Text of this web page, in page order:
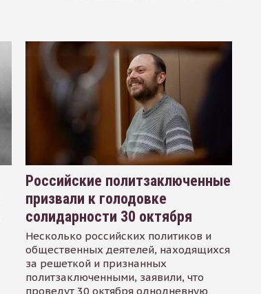
Российские политзаключенные
призвали к голодовке
солидарности 30 октября
Несколько российских политиков и
общественных деятелей, находящихся
за решеткой и признанных
политзаключенными, заявили, что
проведут 30 октября однодневную